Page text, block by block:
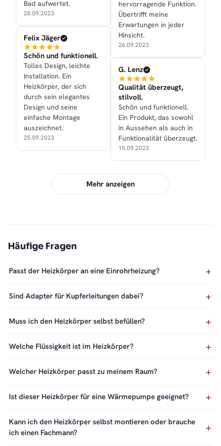
Bad aufwertet.
28.09.2023
Felix Jäger
Schön und funktionell.
Tolles Design, leichte
Installation. Ein
Heizkörper, der sich
durch sein elegantes
Design und seine
einfache Montage
auszeichnet.
25.09.2023
hervorragende Funktion.
Übertrifft meine
Erwartungen in jeder
Hinsicht.
26.09.2023
G. Lenz
Qualität überzeugt,
stilvoll.
Schön und funktionell.
Ein Produkt, das sowohl
in Aussehen als auch in
Funktionalität überzeugt.
15.09.2023
Mehr anzeigen
Häufige Fragen
Passt der Heizkörper an eine Einrohrheizung?
Sind Adapter für Kupferleitungen dabei?
Muss ich den Heizkörper selbst befüllen?
Welche Flüssigkeit ist im Heizkörper?
Welcher Heizkörper passt zu meinem Raum?
Ist dieser Heizkörper für eine Wärmepumpe geeignet?
Kann ich den Heizkörper selbst montieren oder brauche
ich einen Fachmann?